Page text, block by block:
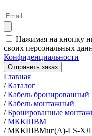
Нажимая на кнопку
своих персональных
Конфиденциальности
Отправить заказ
Главная
/Каталог
/Кабель бронированный
/Кабель монтажный
/Бронированные
/МККШВМ
/МККШВМнг(А)-LS-ХЛ